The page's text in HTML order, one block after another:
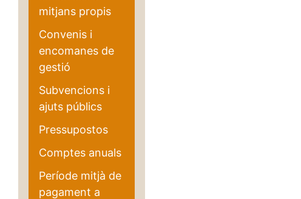
mitjans propis
Convenis i
encomanes de
gestió
Subvencions i
ajuts públics
Pressupostos
Comptes anuals
Període mitjà de
pagament a